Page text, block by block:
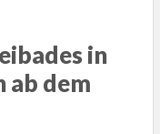
in
ab dem